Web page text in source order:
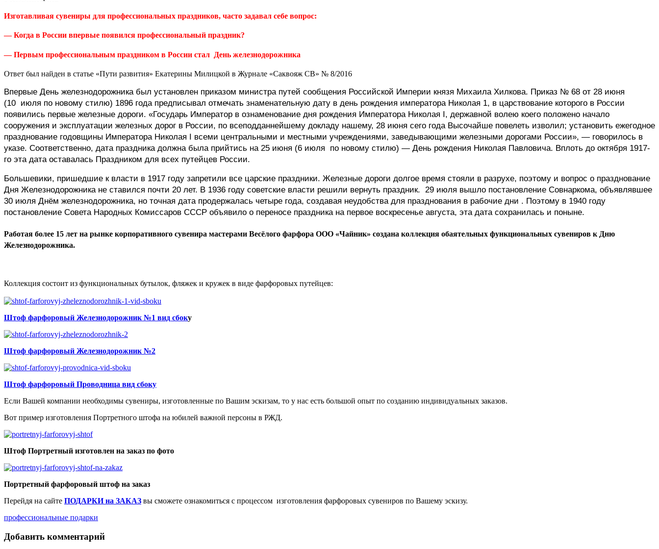
Изготавливая сувениры для профессиональных праздников, часто задавал себе вопрос:
— Когда в России впервые появился профессиональный праздник?
— Первым профессиональным праздником в России стал День железнодорожника
Ответ был найден в статье «Пути развития» Екатерины Милицкой в Журнале «Саквояж СВ» № 8/2016
Впервые День железнодорожника был установлен приказом министра путей сообщения Российской Империи князя Михаила Хилкова. Приказ № 68 от 28 июня
(10 июля по новому стилю) 1896 года предписывал отмечать знаменательную дату в день рождения императора Николая 1, в царствование которого в России
появились первые железные дороги. «Государь Император в ознаменование дня рождения Императора Николая I, державной волею коего положено начало
сооружения и эксплуатации железных дорог в России, по всеподданнейшему докладу нашему, 28 июня сего года Высочайше повелеть изволил; установить ежегодное
празднование годовщины Императора Николая I всеми центральными и местными учреждениями, заведывающими железными дорогами России», — говорилось в
указе. Соответственно, дата праздника должна была прийтись на 25 июня (6 июля
по новому стилю) — День рождения Николая Павловича. Вплоть до октября 1917-
го эта дата оставалась Праздником для всех путейцев России.
Большевики, пришедшие к власти в 1917 году запретили все царские праздники. Железные дороги долгое время стояли в разрухе, поэтому и вопрос о празднование
Дня Железнодорожника не ставился почти 20 лет. В 1936 году советские власти решили вернуть праздник. 29 июля вышло постановление Совнаркома, объявлявшее
30 июля Днём железнодорожника, но точная дата продержалась четыре года, создавая неудобства для празднования в рабочие дни . Поэтому в 1940 году
постановление Совета Народных Комиссаров СССР объявило о переносе праздника на первое воскресенье августа, эта дата сохранилась и поныне.
Работая более 15 лет на рынке корпоративного сувенира мастерами Весёлого фарфора ООО «Чайник» создана коллекция обаятельных функциональных сувениров к Дню
Железнодорожника.
Коллекция состоит из функциональных бутылок, фляжек и кружек в виде фарфоровых путейцев:
Штоф фарфоровый Железнодорожник №1 вид сбоку
Штоф фарфоровый Железнодорожник №2
Штоф фарфоровый Проводница вид сбоку
Если Вашей компании необходимы сувениры, изготовленные по Вашим эскизам, то у нас есть большой опыт по созданию индивидуальных заказов.
Вот пример изготовления Портретного штофа на юбилей важной персоны в РЖД.
Штоф Портретный изготовлен на заказ по фото
Портретный фарфоровый штоф на заказ
Перейдя на сайте ПОДАРКИ на ЗАКАЗ вы сможете ознакомиться с процессом изготовления фарфоровых сувениров по Вашему эскизу.
профессиональные подарки
Добавить комментарий